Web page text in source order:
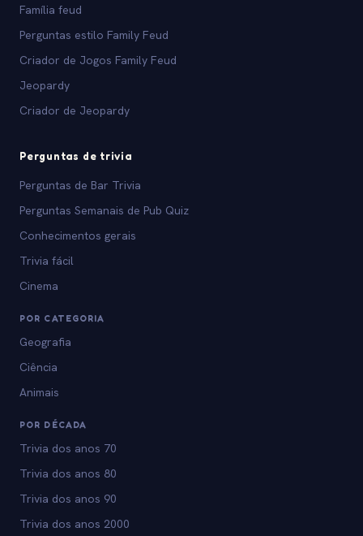
Família feud
Perguntas estilo Family Feud
Criador de Jogos Family Feud
Jeopardy
Criador de Jeopardy
Perguntas de trivia
Perguntas de Bar Trivia
Perguntas Semanais de Pub Quiz
Conhecimentos gerais
Trivia fácil
Cinema
POR CATEGORIA
Geografia
Ciência
Animais
POR DÉCADA
Trivia dos anos 70
Trivia dos anos 80
Trivia dos anos 90
Trivia dos anos 2000